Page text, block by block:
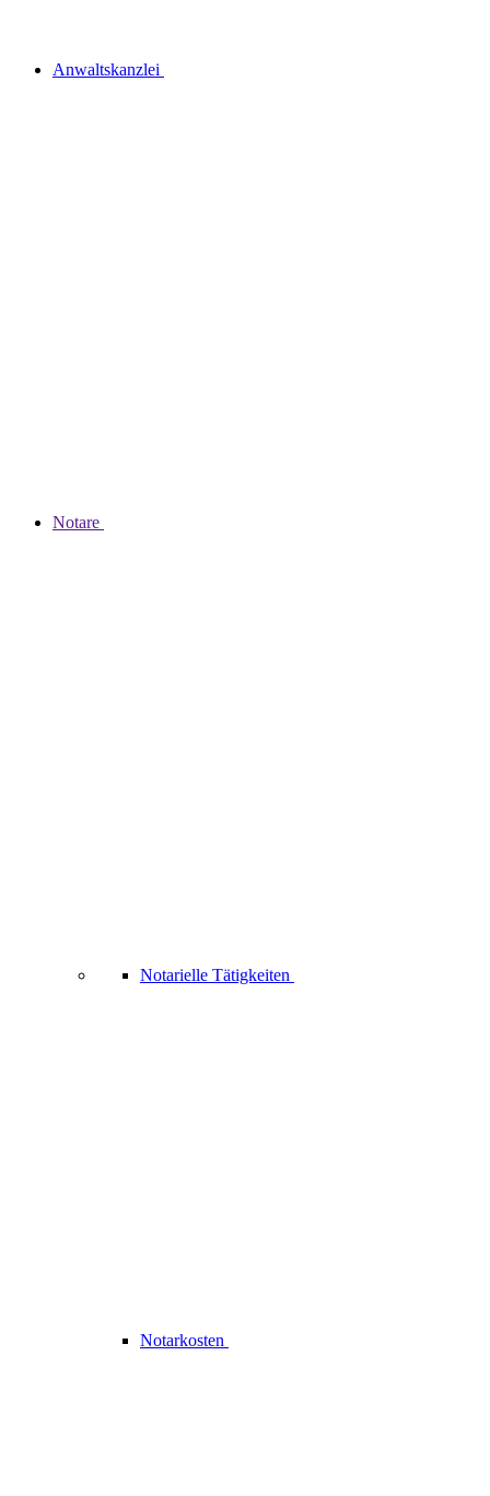
Anwaltskanzlei
Notare
Notarielle Tätigkeiten
Notarkosten